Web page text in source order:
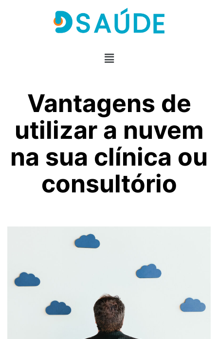
Vantagens de
utilizar a nuvem
na sua clínica ou
consultório